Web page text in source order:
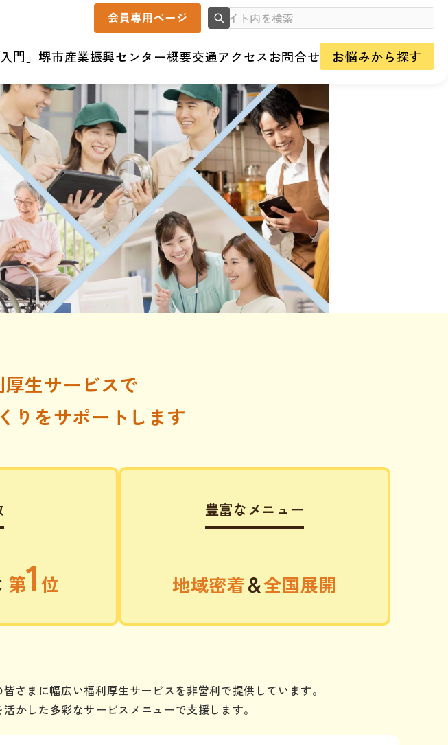
門」 堺市産業振興センター概要交通アクセスお問合せ お悩みから探す
生サービスで
りをサポートします
第1位
豊富なメニュー
地域密着＆全国展開
さまに幅広い福利厚生サービスを非営利で提供しています。
かした多彩なサービスメニューで支援します。